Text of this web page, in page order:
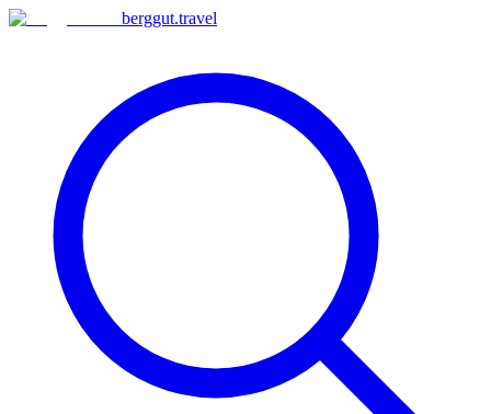
berggut.travel